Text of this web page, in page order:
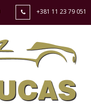
+381 11 23 79 051